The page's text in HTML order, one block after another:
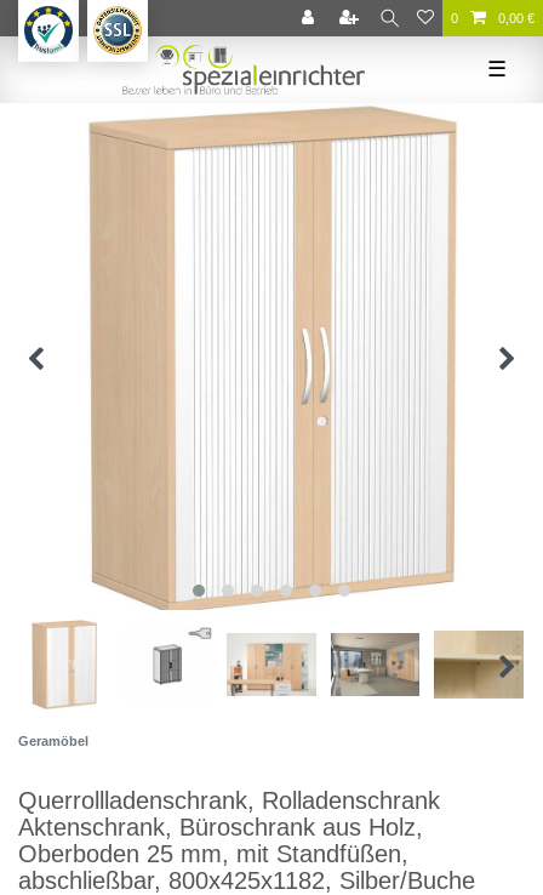
0 0,00 €
☰
Geramöbel
Querrollladenschrank, Rolladenschrank
Aktenschrank, Büroschrank aus Holz,
Oberboden 25 mm, mit Standfüßen,
abschließbar, 800x425x1182, Silber/Buche